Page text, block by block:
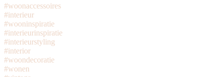
#woonaccessoires
#interieur
#wooninspiratie
#interieurinspiratie
#interieurstyling
#interior
#woondecoratie
#wonen